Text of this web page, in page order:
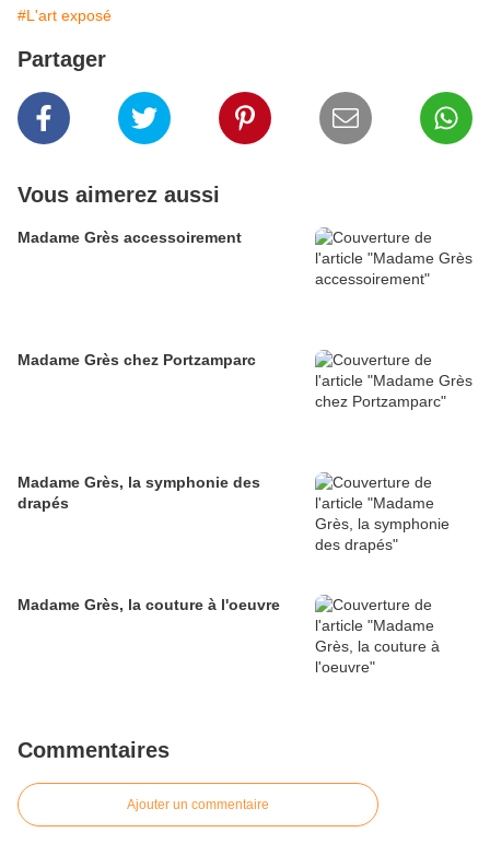
#L'art exposé
Partager
Vous aimerez aussi
Madame Grès accessoirement
Madame Grès chez Portzamparc
Madame Grès, la symphonie des
drapés
Madame Grès, la couture à l'oeuvre
Commentaires
Ajouter un commentaire